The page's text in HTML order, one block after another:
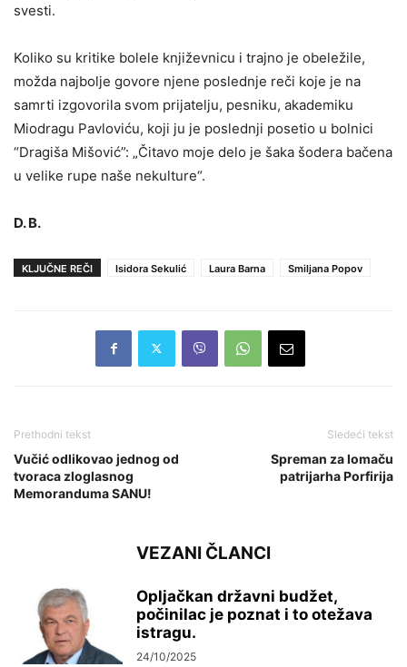
svesti.
Koliko su kritike bolele književnicu i trajno je obeležile,
možda najbolje govore njene poslednje reči koje je na
samrti izgovorila svom prijatelju, pesniku, akademiku
Miodragu Pavloviću, koji ju je poslednji posetio u bolnici
“Dragiša Mišović”: „Čitavo moje delo je šaka šodera bačena
u velike rupe naše nekulture“.
D. B.
KLJUČNE REČI Isidora Sekulić Laura Barna Smiljana Popov
Prethodni tekst
Vučić odlikovao jednog od
tvoraca zloglasnog
Memoranduma SANU!
Sledeći tekst
Spreman za lomaču
patrijarha Porfirija
VEZANI ČLANCI
Opljačkan državni budžet,
počinilac je poznat i to otežava
istragu.
24/10/2025